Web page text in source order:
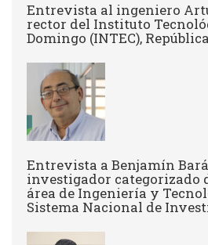
Entrevista al ingeniero
rector del Instituto
Domingo (INTEC),
Entrevista a Benjamín
investigador categorizado
área de Ingeniería y
Sistema Nacional de